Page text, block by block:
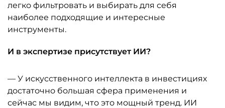
легко фильтровать и выбирать для себя
наиболее подходящие и интересные
инструменты.
И в экспертизе присутствует ИИ?
— У искусственного интеллекта в инвестициях
достаточно большая сфера применения и
сейчас мы видим, что это мощный тренд. ИИ